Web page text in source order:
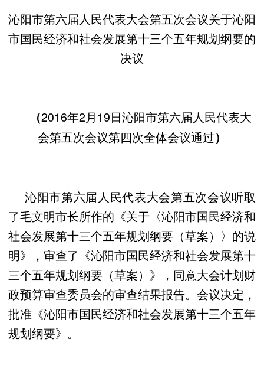
沁阳市第六届人民代表大会第五次会议关于沁阳
市国民经济和社会发展第十三个五年规划纲要的
决议
（2016年2月19日沁阳市第六届人民代表大
会第五次会议第四次全体会议通过）
沁阳市第六届人民代表大会第五次会议听取
了毛文明市长所作的《关于〈沁阳市国民经济和
社会发展第十三个五年规划纲要（草案）〉的说
明》，审查了《沁阳市国民经济和社会发展第十
三个五年规划纲要（草案）》，同意大会计划财
政预算审查委员会的审查结果报告。会议决定，
批准《沁阳市国民经济和社会发展第十三个五年
规划纲要》。